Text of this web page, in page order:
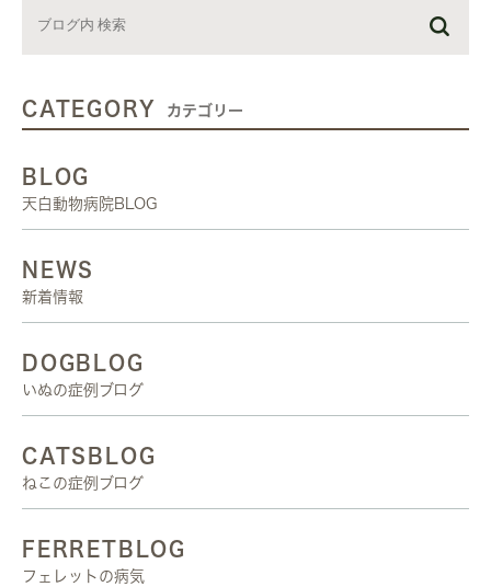
CATEGORY カテゴリー
BLOG
天白動物病院BLOG
NEWS
新着情報
DOGBLOG
いぬの症例ブログ
CATSBLOG
ねこの症例ブログ
FERRETBLOG
フェレットの病気